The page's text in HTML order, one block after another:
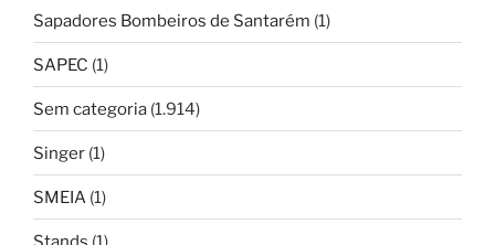
Sapadores Bombeiros de Santarém (1)
SAPEC (1)
Sem categoria (1.914)
Singer (1)
SMEIA (1)